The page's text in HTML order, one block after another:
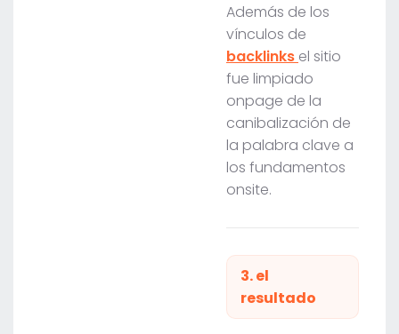
Además de los
vínculos de
backlinks el sitio
fue limpiado
onpage de la
canibalización de
la palabra clave a
los fundamentos
onsite.
3. el
resultado